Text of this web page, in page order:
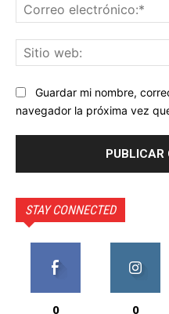
Guardar mi nombre,
navegador la próxima vez
STAY CONNECTED
0 0